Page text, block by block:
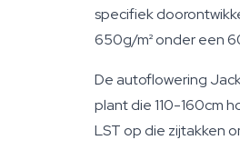
specifiek
650g/m² onder een
De autoflowering
plant die 110-160cm
LST op die zijtakken